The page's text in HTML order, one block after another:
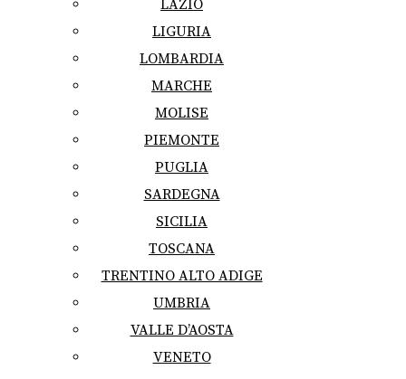
LAZIO
LIGURIA
LOMBARDIA
MARCHE
MOLISE
PIEMONTE
PUGLIA
SARDEGNA
SICILIA
TOSCANA
TRENTINO ALTO ADIGE
UMBRIA
VALLE D’AOSTA
VENETO